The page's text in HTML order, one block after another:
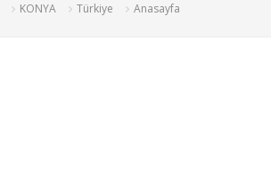
KONYA Türkiye Anasayfa